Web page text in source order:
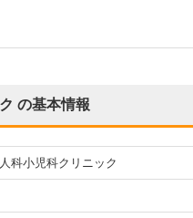
の基本情報
科小児科クリニック